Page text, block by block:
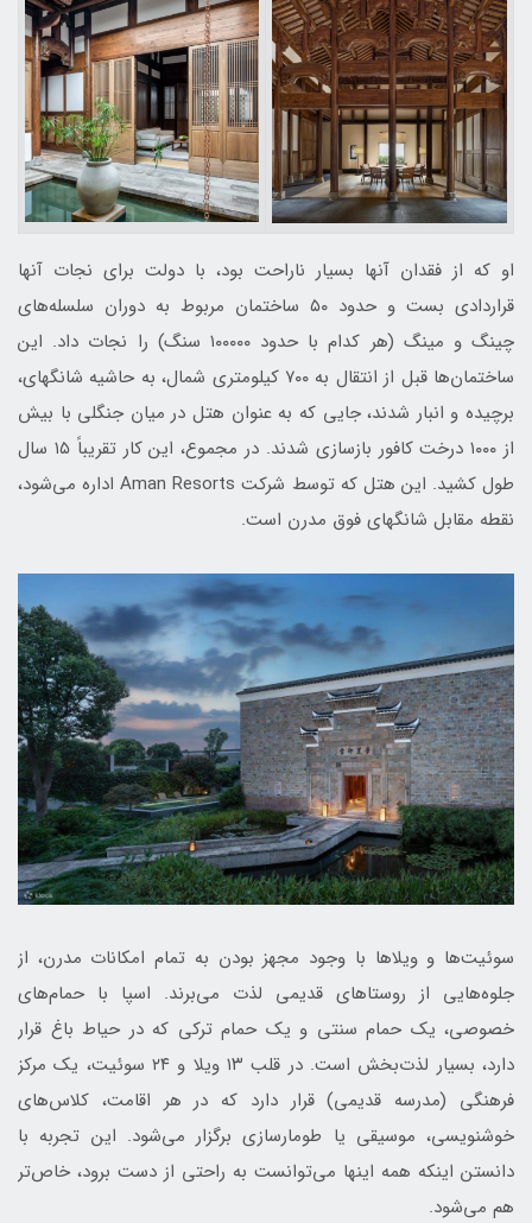
او که از فقدان آنها بسیار ناراحت بود، با دولت برای نجات آنها
قراردادی بست و حدود ۵۰ ساختمان مربوط به دوران سلسله‌های
چینگ و مینگ (هر کدام با حدود ۱۰۰۰۰۰ سنگ) را نجات داد. این
ساختمان‌ها قبل از انتقال به ۷۰۰ کیلومتری شمال، به حاشیه شانگهای،
برچیده و انبار شدند، جایی که به عنوان هتل در میان جنگلی با بیش
از ۱۰۰۰ درخت کافور بازسازی شدند. در مجموع، این کار تقریباً ۱۵ سال
طول کشید. این هتل که توسط شرکت Aman Resorts اداره می‌شود،
نقطه مقابل شانگهای فوق مدرن است.
سوئیت‌ها و ویلاها با وجود مجهز بودن به تمام امکانات مدرن، از
جلوه‌هایی از روستاهای قدیمی لذت می‌برند. اسپا با حمام‌های
خصوصی، یک حمام سنتی و یک حمام ترکی که در حیاط باغ قرار
دارد، بسیار لذت‌بخش است. در قلب ۱۳ ویلا و ۲۴ سوئیت، یک مرکز
فرهنگی (مدرسه قدیمی) قرار دارد که در هر اقامت، کلاس‌های
خوشنویسی، موسیقی یا طومارسازی برگزار می‌شود. این تجربه با
دانستن اینکه همه اینها می‌توانست به راحتی از دست برود، خاص‌تر
هم می‌شود.